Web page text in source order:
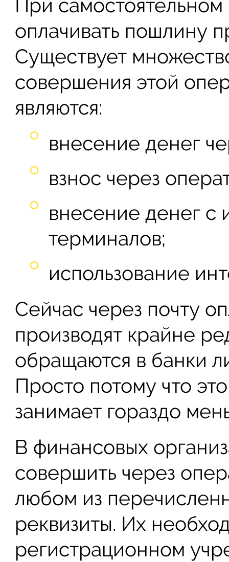
При
оплачивать пошлину
Существует
совершения этой
являются:
внесение денег
взнос через
внесение денег с
терминалов;
использование
Сейчас через почту
производят крайне
обращаются в банки
Просто потому что
занимает гораздо
В финансовых
совершить через
любом из
реквизиты. Их
регистрационном